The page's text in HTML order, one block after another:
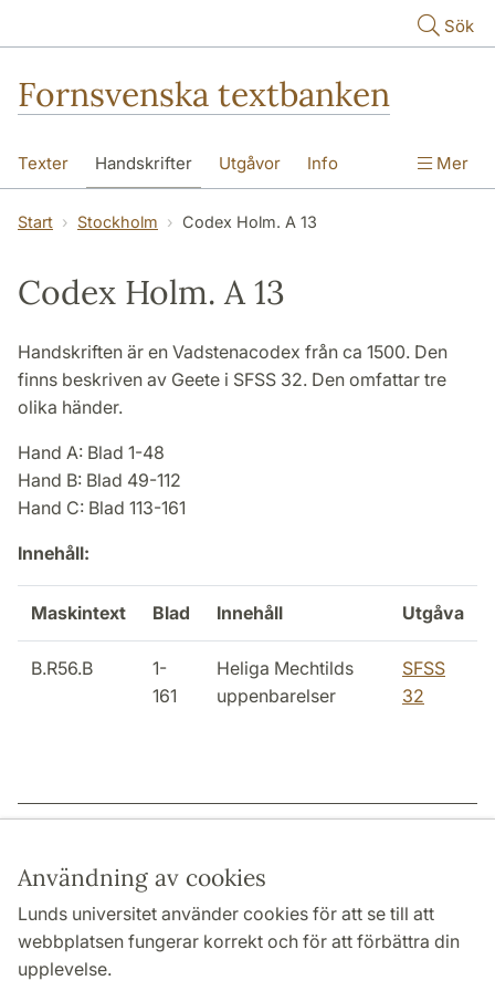
Användning av cookies
Lunds universitet använder cookies för att se till att
webbplatsen fungerar korrekt och för att förbättra din
upplevelse.
Sök
Fornsvenska textbanken
Texter Handskrifter Utgåvor Info Mer
Start Stockholm Codex Holm. A 13
Codex Holm. A 13
Handskriften är en Vadstenacodex från ca 1500. Den
finns beskriven av Geete i SFSS 32. Den omfattar tre
olika händer.
Hand A: Blad 1-48
Hand B: Blad 49-112
Hand C: Blad 113-161
Innehåll:
Maskintext Blad Innehåll Utgåva
B.R56.B
1-
161
Heliga Mechtilds
uppenbarelser
SFSS
32
HUMANISTISKA OCH TEOLOGISKA FAKULTETERNA